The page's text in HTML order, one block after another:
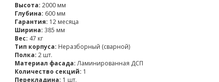
Высота: 2000 мм
Глубина: 600 мм
Гарантия: 12 месяца
Ширина: 385 мм
Вес: 47 кг
Тип корпуса: Неразборный (сварной)
Полка: 2 шт.
Материал фасада:Ламинированная ДСП
Количество секций: 1
Перекладина: 1 шт.